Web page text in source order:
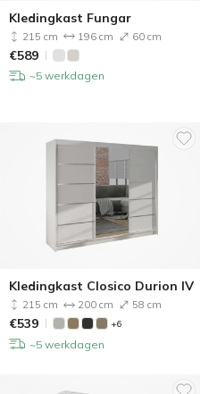
Kledingkast Fungar
215 cm 196 cm 60 cm
€589
~5 werkdagen
Kledingkast Closico Durion IV
215 cm 200 cm 58 cm
€539 +6
~5 werkdagen